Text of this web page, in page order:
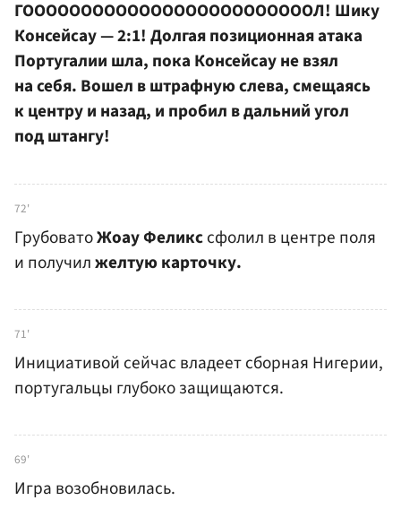
ГОООООООООООООООООООООООООЛ! Шику
Консейсау — 2:1! Долгая позиционная атака
Португалии шла, пока Консейсау не взял
на себя. Вошел в штрафную слева, смещаясь
к центру и назад, и пробил в дальний угол
под штангу!
72'
ГрубоватоЖоау Феликссфолил в центре поля
и получилжелтую карточку.
71'
Инициативой сейчас владеет сборная Нигерии,
португальцы глубоко защищаются.
69'
Игра возобновилась.